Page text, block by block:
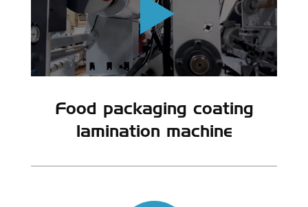
Food packaging coating
lamination machine